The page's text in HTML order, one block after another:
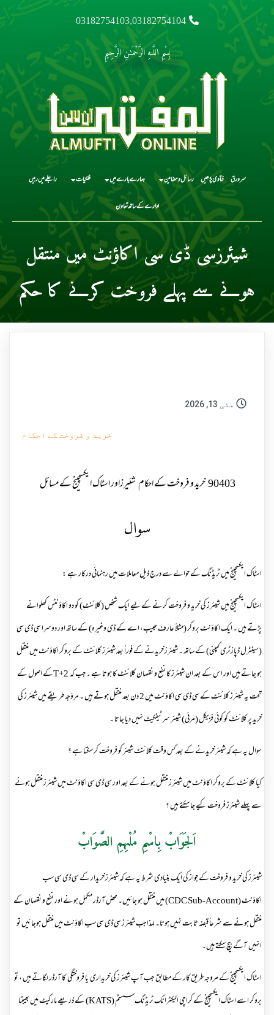
03182754103,03182754104
بِسْمِ اللَّـهِ الرَّحْمَـٰنِ الرَّحِيمِ
سرورق فتاوی پڑھیں رسائل و مضامین ہمارے بارے میں فلکیات رابطے میں رہیں
ادارے کے ساتھ تعاون
شیئرزسی ڈی سی اکاؤنٹ میں منتقل
ہونے سے پہلے فروخت کرنے کا حکم
مئی 13, 2026
خرید و فروخت کے احکام
90403خرید و فروخت کے احکامشئیرزاور اسٹاک ایکسچینج کے مسائل
سوال
اسٹاک ایکسچینج میں ٹریڈنگ کے حوالے سے درج ذیل معاملات میں رہنمائی درکار ہے :
اسٹاک ایکسچینج میں شیئرز کی خرید و فروخت کرنے کے لیے ایک شخص (کلائنٹ) کو دو اکاؤنٹس کھلوانے
پڑتے ہیں ۔ ایک اکاؤنٹ بروکر (مثلاً عارف حبیب، اے کے ڈی وغیرہ) کے ساتھ اور دوسرا سی ڈی سی
(سینٹرل ڈپازٹری کمپنی) کے ساتھ ۔ شیئرز خریدنے کے فوراً بعد شیئرز کلائنٹ کے بروکر اکاؤنٹ میں منتقل
ہو جاتے ہیں اور اس کے بعد ان شیئرز کا نفع و نقصان کلائنٹ کا ہوتا ہے ۔ جب کہT+2کے اصول کے
تحت یہ شیئرز کلائنٹ کے سی ڈی سی اکاؤنٹ میں 2 دن بعد منتقل ہوتے ہیں ۔ مروّجہ طریقے میں شیئرز کی
خرید پر کلائنٹ کو کوئی فزیکل (مرئی) شیئر سرٹیفکیٹ نہیں دیا جاتا ۔
سوال یہ ہے کہ شیئر خریدنے کے بعد کس وقت کلائنٹ شیئر کو فروخت کر سکتا ہے ؟
کیا کلائنٹ کے بروکر اکاؤنٹ میں شیئرز منتقل ہونے کے بعد اور سی ڈی سی اکاؤنٹ میں شیئرز منتقل ہونے
سے پہلے شیئرز فروخت کیے جا سکتے ہیں ؟
اَلجَوَابْ بِاسْمِ مُلْہِمِ الصَّوَابْ
شیئرز کی خرید و فروخت کے جواز کی ایک بنیادی شرط یہ ہے کہ شیئرز خریدار کے سی ڈی سی سب
اکاؤنٹ(CDC Sub-Account)میں منتقل ہو جائیں۔ محض آرڈر مکمل ہونے اور نفع و نقصان کے
منتقل ہونے سے شرعاً قبضہ ثابت نہیں ہوتا۔ لہذا جب شیئرز سی ڈی سی سب اکاؤنٹ میں منتقل ہوجائیں تو
انہیں آگے بیچ سکتے ہیں۔
اسٹاک ایکسچینج کے مروجہ طریق کار کے مطابق جب آپ شیئرز کی خریداری یا فروختگی کا آرڈر لگاتے ہیں ، تو
بروکر اسے اسٹاک ایکسچینج کے کراچی الیکٹرانک ٹریڈنگ سسٹم(KATS)کے ذریعے مارکیٹ میں بھیجتا